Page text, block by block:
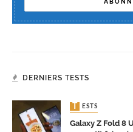
DERNIERS TESTS
TESTS
Galaxy Z Fold 8